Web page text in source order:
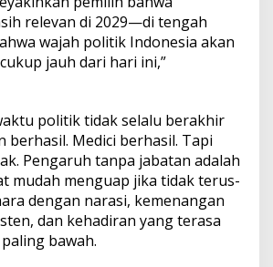
relevan di 2029—di tengah
wajah politik Indonesia akan
jauh dari hari ini,”
politik tidak selalu berakhir
berhasil. Medici berhasil. Tapi
Pengaruh tanpa jabatan adalah
mudah menguap jika tidak terus-
dengan narasi, kemenangan
dan kehadiran yang terasa
bawah.